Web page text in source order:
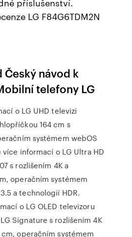
LG F84G6TDM2N
Český návod k
telefony LG
o LG UHD televizi
164 cm s
systémem webOS
více informací o LG Ultra HD
s rozlišením 4K a
operačním systémem
a technologií HDR.
o LG OLED televizoru
Signature s rozlišením 4K
operačním systémem